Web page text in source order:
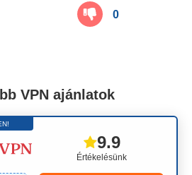
0
VPN ajánlatok
Értékelésünk
9.9